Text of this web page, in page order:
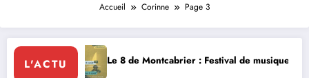
Accueil Corinne Page 3
L'ACTU
Le 8 de Montcabrier : Festival de musique classique le 8 et 9 août